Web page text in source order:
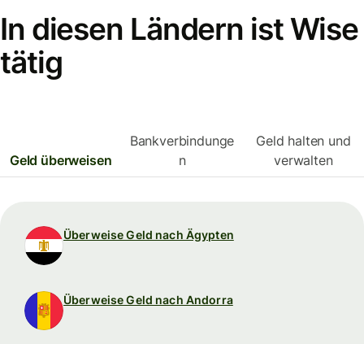
In diesen Ländern ist Wise
tätig
Geld überweisen
Bankverbindunge
n
Geld halten und
verwalten
Überweise Geld nach Ägypten
Überweise Geld nach Andorra